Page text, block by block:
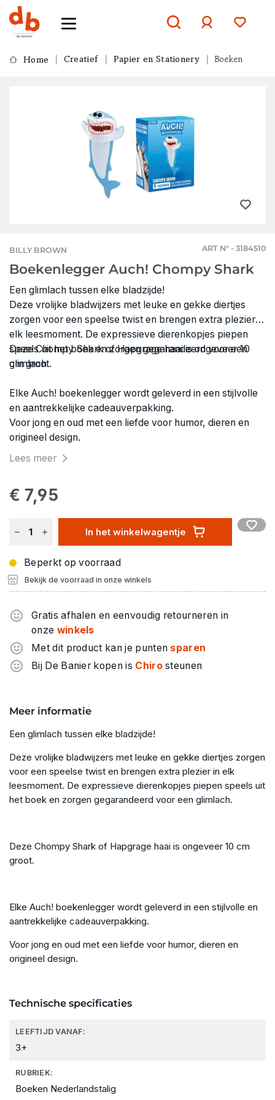
Home Creatief Papier en Stationery Boeken
BILLY BROWN ART N° - 3184510
Boekenlegger Auch! Chompy Shark
Een glimlach tussen elke bladzijde!
Deze vrolijke bladwijzers met leuke en gekke diertjes
zorgen voor een speelse twist en brengen extra plezier in
elk leesmoment. De expressieve dierenkopjes piepen
speels uit het boek en zorgen gegarandeerd voor een
glimlach.
Deze Chompy Shark of Hapgrage haai is ongeveer 10
cm groot.
Elke Auch! boekenlegger wordt geleverd in een stijlvolle
en aantrekkelijke cadeauverpakking.
Voor jong en oud met een liefde voor humor, dieren en
origineel design.
Lees meer
€ 7,95
In het winkelwagentje
Beperkt op voorraad
Bekijk de voorraad in onze winkels
Gratis afhalen en eenvoudig retourneren in
onze winkels
Met dit product kan je punten sparen
Bij De Banier kopen is Chirosteunen
Meer informatie
Een glimlach tussen elke bladzijde!
Deze vrolijke bladwijzers met leuke en gekke diertjes zorgen
voor een speelse twist en brengen extra plezier in elk
leesmoment. De expressieve dierenkopjes piepen speels uit
het boek en zorgen gegarandeerd voor een glimlach.
Deze Chompy Shark of Hapgrage haai is ongeveer 10 cm
groot.
Elke Auch! boekenlegger wordt geleverd in een stijlvolle en
aantrekkelijke cadeauverpakking.
Voor jong en oud met een liefde voor humor, dieren en
origineel design.
Technische specificaties
LEEFTIJD VANAF:
3+
RUBRIEK:
Boeken Nederlandstalig